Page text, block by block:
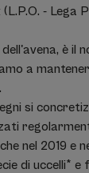
- Lega
è il
a
si
nel 2019 e
di uccelli*